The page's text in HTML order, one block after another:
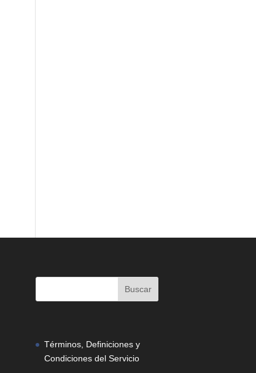
Términos, Definiciones y
Condiciones del Servicio